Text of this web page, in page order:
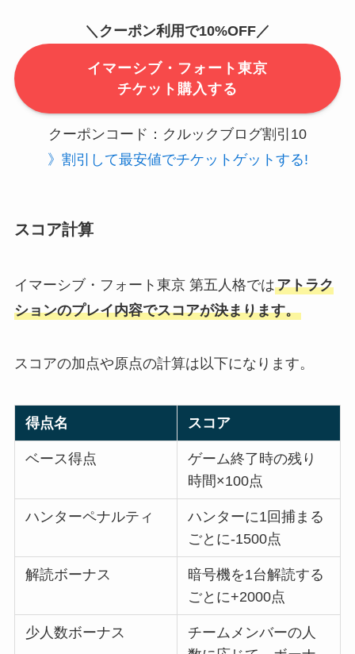
＼クーポン利用で10%OFF／
イマーシブ・フォート東京
チケット購入する
クーポンコード：クルックブログ割引10
》割引して最安値でチケットゲットする!
スコア計算
イマーシブ・フォート東京 第五人格ではアトラク
ションのプレイ内容でスコアが決まります。
スコアの加点や原点の計算は以下になります。
得点名 スコア
ベース得点
ゲーム終了時の残り
時間×100点
ハンターペナルティ
ハンターに1回捕まる
ごとに-1500点
解読ボーナス
暗号機を1台解読する
ごとに+2000点
少人数ボーナス
チームメンバーの人